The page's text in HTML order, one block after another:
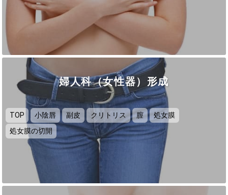
婦人科（女性器）形成
TOP 小陰唇 副皮 クリトリス 膣
処女膜
処女膜の切開